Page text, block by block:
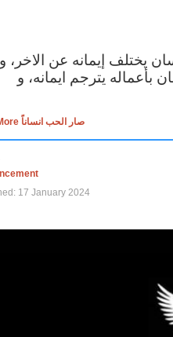
يختلف إيمانه عن الاخر،
بأعماله يترجم ايمانه، و
Read More صار الحب انساناً
17 January 2024